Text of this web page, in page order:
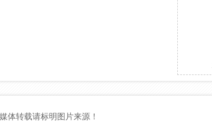
体转载请标明图片来源！